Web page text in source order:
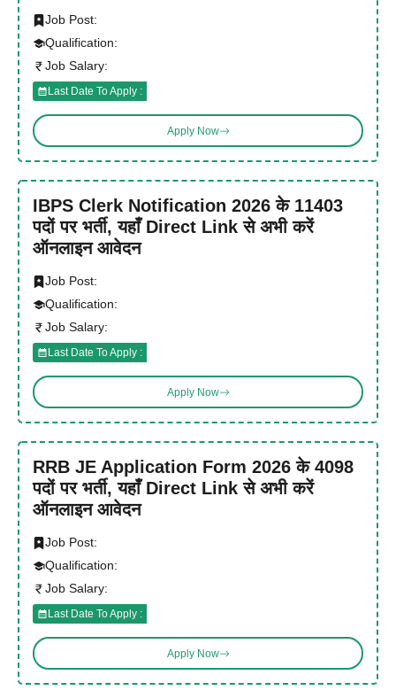
Job Post:
Qualification:
Job Salary:
Last Date To Apply :
Apply Now
IBPS Clerk Notification 2026 के 11403
पदों पर भर्ती, यहाँ Direct Link से अभी करें
ऑनलाइन आवेदन
Job Post:
Qualification:
Job Salary:
Last Date To Apply :
Apply Now
RRB JE Application Form 2026 के 4098
पदों पर भर्ती, यहाँ Direct Link से अभी करें
ऑनलाइन आवेदन
Job Post:
Qualification:
Job Salary:
Last Date To Apply :
Apply Now